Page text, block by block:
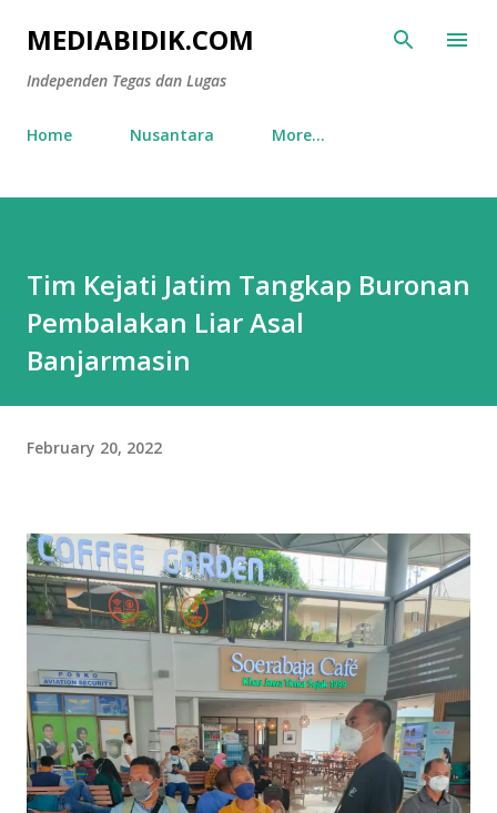
Skip to main content
MEDIABIDIK.COM
Independen Tegas dan Lugas
Home Nusantara More…
Tim Kejati Jatim Tangkap Buronan
Pembalakan Liar Asal
Banjarmasin
February 20, 2022